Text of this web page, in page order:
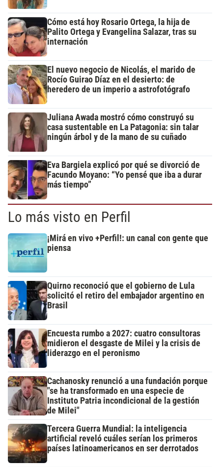
Cómo está hoy Rosario Ortega, la hija de
Palito Ortega y Evangelina Salazar, tras su
internación
El nuevo negocio de Nicolás, el marido de
Rocío Guirao Díaz en el desierto: de
heredero de un imperio a astrofotógrafo
Juliana Awada mostró cómo construyó su
casa sustentable en La Patagonia: sin talar
ningún árbol y de la mano de su cuñado
Eva Bargiela explicó por qué se divorció de
Facundo Moyano: “Yo pensé que iba a durar
más tiempo”
Lo más visto en Perfil
¡Mirá en vivo +Perfil!: un canal con gente que
piensa
Quirno reconoció que el gobierno de Lula
solicitó el retiro del embajador argentino en
Brasil
Encuesta rumbo a 2027: cuatro consultoras
midieron el desgaste de Milei y la crisis de
liderazgo en el peronismo
Cachanosky renunció a una fundación porque
"se ha transformado en una especie de
Instituto Patria incondicional de la gestión
de Milei"
Tercera Guerra Mundial: la inteligencia
artificial reveló cuáles serían los primeros
países latinoamericanos en ser derrotados